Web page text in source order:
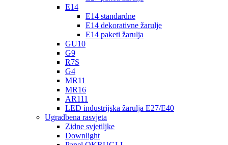
E14
E14 standardne
E14 dekorativne žarulje
E14 paketi žarulja
GU10
G9
R7S
G4
MR11
MR16
AR111
LED industrijska žarulja E27/E40
Ugradbena rasvjeta
Zidne svjetiljke
Downlight